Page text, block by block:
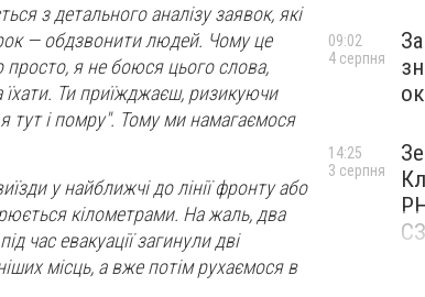
з детального аналізу заявок, які
— обдзвонити людей. Чому це
просто, я не боюся цього слова,
Ти приїжджаєш, ризикуючи
тут і помру". Тому ми намагаємося
у найближчі до лінії фронту або
кілометрами. На жаль, два
час евакуації загинули дві
місць, а вже потім рухаємося в
09:02
4 серпня
14:25
3 серпня